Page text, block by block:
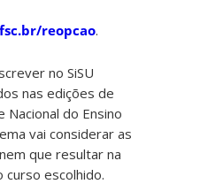
reopcao.
no SiSU
nas edições de
do Ensino
vai considerar as
que resultar na
curso escolhido.